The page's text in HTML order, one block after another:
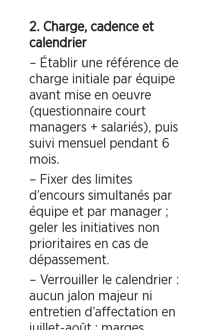
2. Charge, cadence et
calendrier
– Établir une référence de
charge initiale par équipe
avant mise en oeuvre
(questionnaire court
managers + salariés), puis
suivi mensuel pendant 6
mois.
– Fixer des limites
d’encours simultanés par
équipe et par manager ;
geler les initiatives non
prioritaires en cas de
dépassement.
– Verrouiller le calendrier :
aucun jalon majeur ni
entretien d’affectation en